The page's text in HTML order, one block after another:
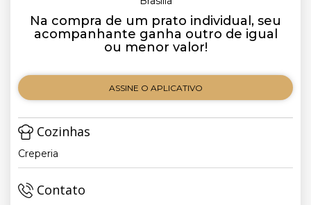
Na compra de um prato individual, seu
acompanhante ganha outro de igual
ou menor valor!
ASSINE O APLICATIVO
Cozinhas
Creperia
Contato